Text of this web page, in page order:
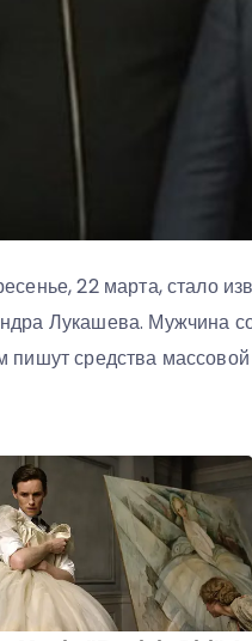
22 марта, стало
Лукашева. Мужчина
пишут средства